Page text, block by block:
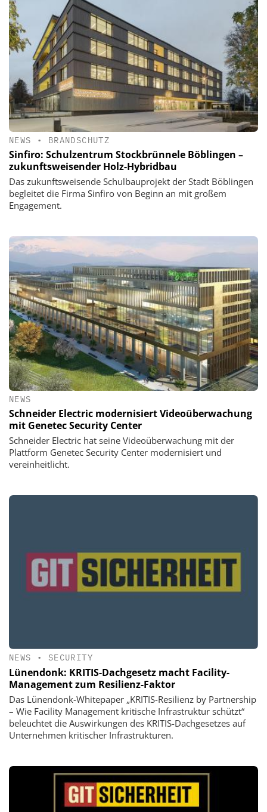
NEWS • BRANDSCHUTZ
Sinfiro: Schulzentrum Stockbrünnele Böblingen –
zukunftsweisender Holz-Hybridbau
Das zukunftsweisende Schulbauprojekt der Stadt Böblingen
begleitet die Firma Sinfiro von Beginn an mit großem
Engagement.
NEWS
Schneider Electric modernisiert Videoüberwachung
mit Genetec Security Center
Schneider Electric hat seine Videoüberwachung mit der
Plattform Genetec Security Center modernisiert und
vereinheitlicht.
NEWS • SECURITY
Lünendonk: KRITIS-Dachgesetz macht Facility-
Management zum Resilienz-Faktor
Das Lünendonk-Whitepaper „KRITIS-Resilienz by Partnership
– Wie Facility Management kritische Infrastruktur schützt“
beleuchtet die Auswirkungen des KRITIS-Dachgesetzes auf
Unternehmen kritischer Infrastrukturen.